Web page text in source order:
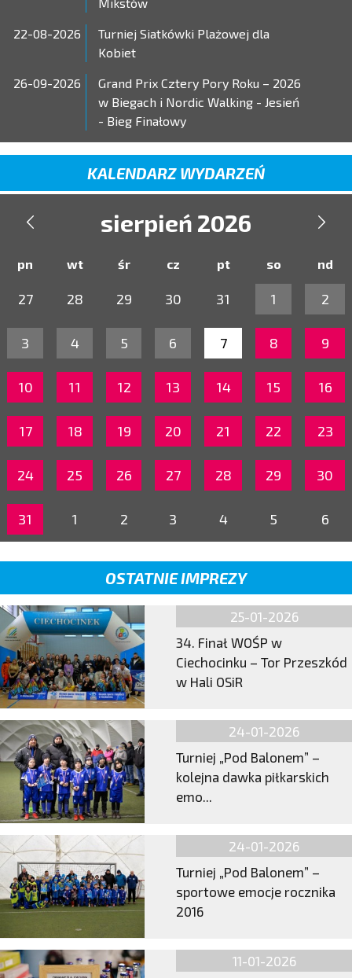
22-08-2026
Turniej Siatkówki Plażowej dla
Kobiet
26-09-2026
Grand Prix Cztery Pory Roku – 2026
w Biegach i Nordic Walking - Jesień
- Bieg Finałowy
KALENDARZ WYDARZEŃ
 sierpień 2026 
pn wt śr cz pt so nd
27 28 29 30 31 1 2
3 4 5 6 7 8 9
10 11 12 13 14 15 16
17 18 19 20 21 22 23
24 25 26 27 28 29 30
31 1 2 3 4 5 6
OSTATNIE IMPREZY
25-01-2026
34. Finał WOŚP w
Ciechocinku – Tor Przeszkód
w Hali OSiR
24-01-2026
Turniej „Pod Balonem” –
kolejna dawka piłkarskich
emo...
24-01-2026
Turniej „Pod Balonem” –
sportowe emocje rocznika
2016
11-01-2026